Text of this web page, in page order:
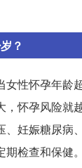
？
女性怀孕年龄
，怀孕风险就
、妊娠糖尿病
检查和保健。